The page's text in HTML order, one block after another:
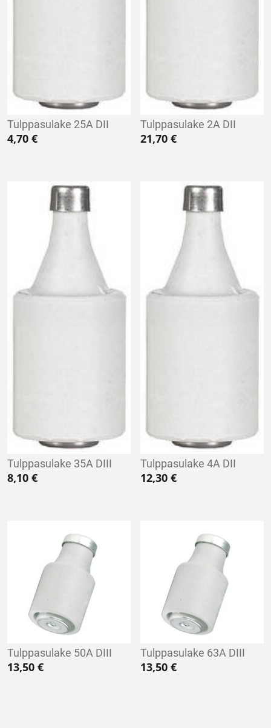
Tulppasulake 25A DII
4,70 €
Tulppasulake 2A DII
21,70€
Tulppasulake 35A DIII
8,10 €
Tulppasulake 4A DII
12,30€
Tulppasulake 50A DIII
13,50 €
Tulppasulake 63A DIII
13,50€